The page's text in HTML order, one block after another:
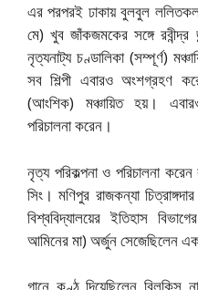
এর পরপরই ঢাকায় বুলবুল
মে) খুব জাঁকজমকের সঙ্গে রবীন্দ্র
নৃত্যনাট্য চণ্ডালিকা (সম্পূর্ণ)
সব শিল্পী এবারও অংশগ্রহণ
(আংশিক) মঞ্চায়িত হয়।
পরিচালনা করেন।
নৃত্য পরিকল্পনা ও পরিচালনা
সিং। মণিপুর রাজকন্যা
বিশ্ববিদ্যালয়ের ইতিহাস
আমিনের মা) অর্জুন সেজেছিলেন